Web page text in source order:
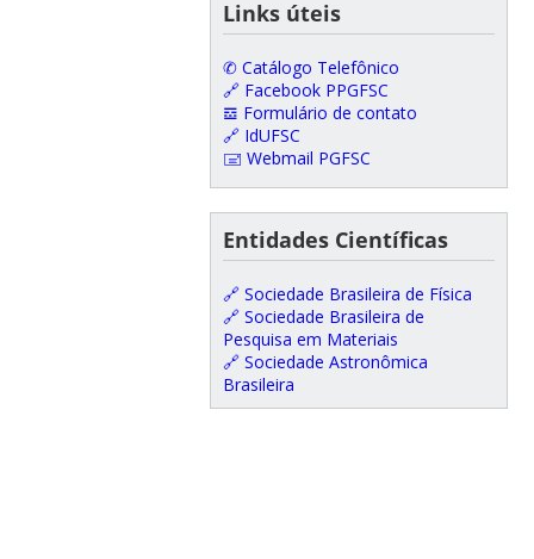
Links úteis
✆ Catálogo Telefônico
🔗 Facebook PPGFSC
𝌕 Formulário de contato
🔗 IdUFSC
🖃 Webmail PGFSC
Entidades Científicas
🔗 Sociedade Brasileira de Física
🔗 Sociedade Brasileira de
Pesquisa em Materiais
🔗 Sociedade Astronômica
Brasileira